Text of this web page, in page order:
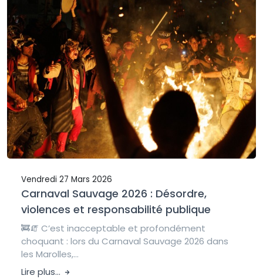
Vendredi 27 Mars 2026
Carnaval Sauvage 2026 : Désordre,
violences et responsabilité publique
🚒🧯 C’est inacceptable et profondément
choquant : lors du Carnaval Sauvage 2026 dans
les Marolles,...
Lire plus...